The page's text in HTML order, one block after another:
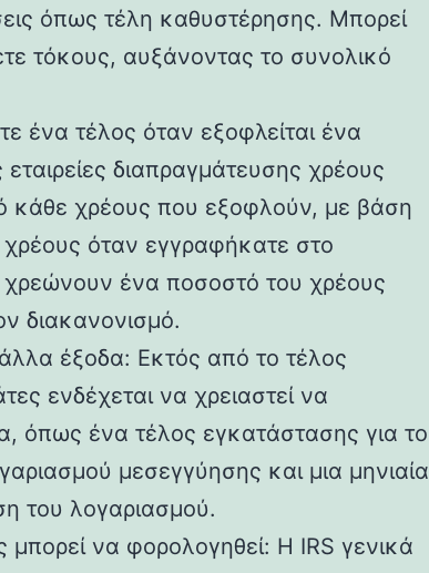
όπως τέλη καθυστέρησης. Μπορεί
τόκους, αυξάνοντας το συνολικό
ένα τέλος όταν εξοφλείται ένα
διαπραγμάτευσης χρέους
κάθε χρέους που εξοφλούν, με βάση
όταν εγγραφήκατε στο
ένα ποσοστό του χρέους
διακανονισμό.
έξοδα: Εκτός από το τέλος
ενδέχεται να χρειαστεί να
όπως ένα τέλος εγκατάστασης για το
μεσεγγύησης και μια μηνιαία
του λογαριασμού.
μπορεί να φορολογηθεί: Η IRS γενικά